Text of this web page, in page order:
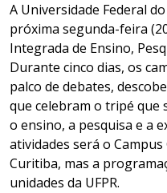
A Universidade Federal
próxima segunda-feira
Integrada de Ensino,
Durante cinco dias, os
palco de debates,
que celebram o tripé
o ensino, a pesquisa e a
atividades será o
Curitiba, mas a
unidades da UFPR.